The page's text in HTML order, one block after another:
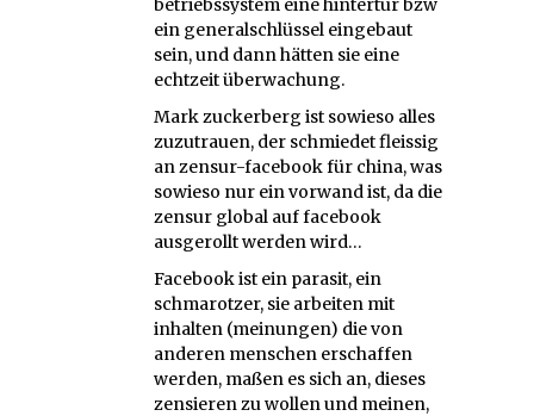
betriebssystem eine hintertür bzw
ein generalschlüssel eingebaut
sein, und dann hätten sie eine
echtzeit überwachung.
Mark zuckerberg ist sowieso alles
zuzutrauen, der schmiedet fleissig
an zensur-facebook für china, was
sowieso nur ein vorwand ist, da die
zensur global auf facebook
ausgerollt werden wird…
Facebook ist ein parasit, ein
schmarotzer, sie arbeiten mit
inhalten (meinungen) die von
anderen menschen erschaffen
werden, maßen es sich an, dieses
zensieren zu wollen und meinen,